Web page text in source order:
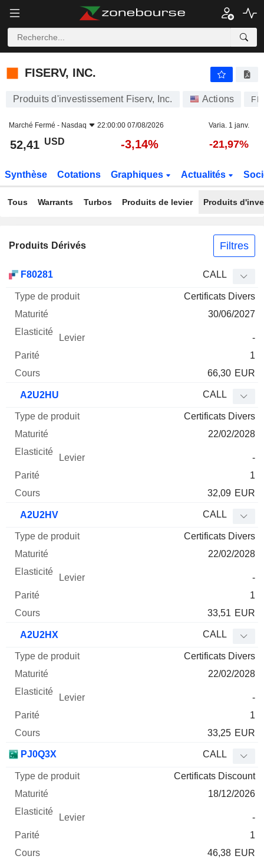
FISERV, INC.
FISERV, INC.
Produits d'investissement Fiserv, Inc. Actions
Marché Fermé - Nasdaq 22:00:00 07/08/2026 Varia. 1 janv.
52,41 USD -3,14% -21,97%
Synthèse Cotations Graphiques Actualités
Tous Warrants Turbos Produits de levier Produits
Produits Dérivés Filtres
Mnemo Type produit
Elasticité Levier Parité
F80281 CALL
Certificats Divers
30/06/2027
-
1
66,30 EUR
A2U2HU CALL
Certificats Divers
22/02/2028
-
1
32,09 EUR
A2U2HV CALL
Certificats Divers
22/02/2028
-
1
33,51 EUR
A2U2HX CALL
Certificats Divers
22/02/2028
-
1
33,25 EUR
PJ0Q3X CALL
Certificats Discount
18/12/2026
-
1
46,38 EUR